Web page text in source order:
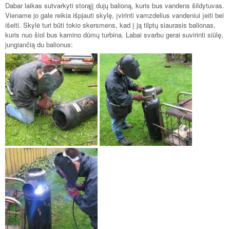
Dabar laikas sutvarkyti storąjį dujų balioną, kuris bus vandens šildytuvas.
Viename jo gale reikia išpjauti skylę, įvirinti vamzdelius vandeniui įeiti bei
išeiti. Skylė turi būti tokio skersmens, kad į ją tilptų siaurasis balionas,
kuris nuo šiol bus kamino dūmų turbina. Labai svarbu gerai suvirinti siūlę,
jungiančią du balionus: